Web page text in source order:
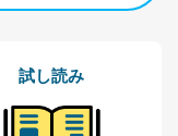
ィレクター 前
試し読み